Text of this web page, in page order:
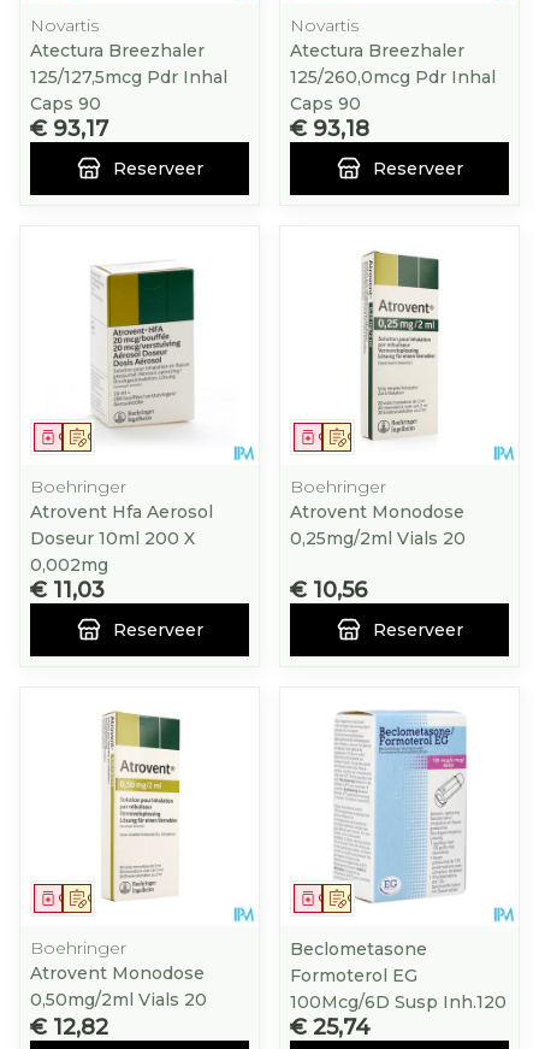
Novartis
Atectura Breezhaler
125/127,5mcg Pdr Inhal
Caps 90
€ 93,17
Reserveer
Novartis
Atectura Breezhaler
125/260,0mcg Pdr Inhal
Caps 90
€ 93,18
Reserveer
Op voorschrift
Geneesmiddel
Boehringer
Atrovent Hfa Aerosol
Doseur 10ml 200 X
0,002mg
€ 11,03
Reserveer
Op voorschrift
Geneesmiddel
Boehringer
Atrovent Monodose
0,25mg/2ml Vials 20
€ 10,56
Reserveer
Op voorschrift
Geneesmiddel
Boehringer
Atrovent Monodose
0,50mg/2ml Vials 20
€ 12,82
Op voorschrift
Geneesmiddel
Beclometasone
Formoterol EG
100Mcg/6D Susp Inh.120
€ 25,74